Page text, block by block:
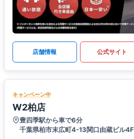
店舗情報 公式サイト
キャンペーン中
W2柏店
豊四季駅から車で6分
千葉県柏市末広町4-13関口由蔵ビル4F